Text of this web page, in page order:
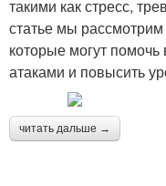
такими как стресс,
статье мы
которые могут
атаками и повысить
читать дальше →